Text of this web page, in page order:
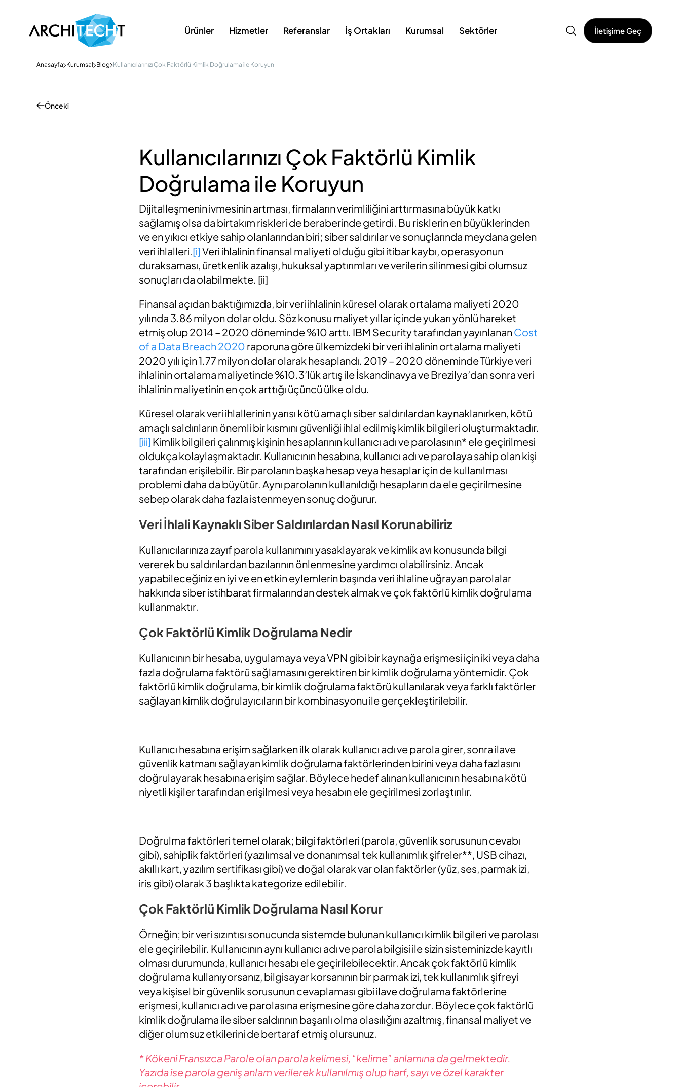
Ürünler Hizmetler Referanslar İş Ortakları Kurumsal Sektörler İletişime Geç
Anasayfa Kurumsal Blog Kullanıcılarınızı Çok Faktörlü Kimlik Doğrulama ile Koruyun
Önceki
Kullanıcılarınızı Çok Faktörlü Kimlik
Doğrulama ile Koruyun
Dijitalleşmenin ivmesinin artması, firmaların verimliliğini arttırmasına büyük katkı
sağlamış olsa da birtakım riskleri de beraberinde getirdi. Bu risklerin en büyüklerinden
ve en yıkıcı etkiye sahip olanlarından biri; siber saldırılar ve sonuçlarında meydana gelen
veri ihlalleri.[i]Veri ihlalinin finansal maliyeti olduğu gibi itibar kaybı, operasyonun
duraksaması, üretkenlik azalışı, hukuksal yaptırımları ve verilerin silinmesi gibi olumsuz
sonuçları da olabilmekte. [ii]
Finansal açıdan baktığımızda, bir veri ihlalinin küresel olarak ortalama maliyeti 2020
yılında 3.86 milyon dolar oldu. Söz konusu maliyet yıllar içinde yukarı yönlü hareket
etmiş olup 2014 – 2020 döneminde %10 arttı. IBM Security tarafından yayınlananCost
of a Data Breach 2020 raporuna göre ülkemizdeki bir veri ihlalinin ortalama maliyeti
2020 yılı için 1.77 milyon dolar olarak hesaplandı. 2019 – 2020 döneminde Türkiye veri
ihlalinin ortalama maliyetinde %10.3’lük artış ile İskandinavya ve Brezilya’dan sonra veri
ihlalinin maliyetinin en çok arttığı üçüncü ülke oldu.
Küresel olarak veri ihlallerinin yarısı kötü amaçlı siber saldırılardan kaynaklanırken, kötü
amaçlı saldırıların önemli bir kısmını güvenliği ihlal edilmiş kimlik bilgileri oluşturmaktadır.
[iii] Kimlik bilgileri çalınmış kişinin hesaplarının kullanıcı adı ve parolasının* ele geçirilmesi
oldukça kolaylaşmaktadır. Kullanıcının hesabına, kullanıcı adı ve parolaya sahip olan kişi
tarafından erişilebilir. Bir parolanın başka hesap veya hesaplar için de kullanılması
problemi daha da büyütür. Aynı parolanın kullanıldığı hesapların da ele geçirilmesine
sebep olarak daha fazla istenmeyen sonuç doğurur.
Veri İhlali Kaynaklı Siber Saldırılardan Nasıl Korunabiliriz
Kullanıcılarınıza zayıf parola kullanımını yasaklayarak ve kimlik avı konusunda bilgi
vererek bu saldırılardan bazılarının önlenmesine yardımcı olabilirsiniz. Ancak
yapabileceğiniz en iyi ve en etkin eylemlerin başında veri ihlaline uğrayan parolalar
hakkında siber istihbarat firmalarından destek almak ve çok faktörlü kimlik doğrulama
kullanmaktır.
Çok Faktörlü Kimlik Doğrulama Nedir
Kullanıcının bir hesaba, uygulamaya veya VPN gibi bir kaynağa erişmesi için iki veya daha
fazla doğrulama faktörü sağlamasını gerektiren bir kimlik doğrulama yöntemidir. Çok
faktörlü kimlik doğrulama, bir kimlik doğrulama faktörü kullanılarak veya farklı faktörler
sağlayan kimlik doğrulayıcıların bir kombinasyonu ile gerçekleştirilebilir.
Kullanıcı hesabına erişim sağlarken ilk olarak kullanıcı adı ve parola girer, sonra ilave
güvenlik katmanı sağlayan kimlik doğrulama faktörlerinden birini veya daha fazlasını
doğrulayarak hesabına erişim sağlar. Böylece hedef alınan kullanıcının hesabına kötü
niyetli kişiler tarafından erişilmesi veya hesabın ele geçirilmesi zorlaştırılır.
Doğrulma faktörleri temel olarak; bilgi faktörleri (parola, güvenlik sorusunun cevabı
gibi), sahiplik faktörleri (yazılımsal ve donanımsal tek kullanımlık şifreler**, USB cihazı,
akıllı kart, yazılım sertifikası gibi) ve doğal olarak var olan faktörler (yüz, ses, parmak izi,
iris gibi) olarak 3 başlıkta kategorize edilebilir.
Çok Faktörlü Kimlik Doğrulama Nasıl Korur
Örneğin; bir veri sızıntısı sonucunda sistemde bulunan kullanıcı kimlik bilgileri ve parolası
ele geçirilebilir. Kullanıcının aynı kullanıcı adı ve parola bilgisi ile sizin sisteminizde kayıtlı
olması durumunda, kullanıcı hesabı ele geçirilebilecektir. Ancak çok faktörlü kimlik
doğrulama kullanıyorsanız, bilgisayar korsanının bir parmak izi, tek kullanımlık şifreyi
veya kişisel bir güvenlik sorusunun cevaplaması gibi ilave doğrulama faktörlerine
erişmesi, kullanıcı adı ve parolasına erişmesine göre daha zordur. Böylece çok faktörlü
kimlik doğrulama ile siber saldırının başarılı olma olasılığını azaltmış, finansal maliyet ve
diğer olumsuz etkilerini de bertaraf etmiş olursunuz.
* Kökeni Fransızca Parole olan parola kelimesi, “kelime” anlamına da gelmektedir.
Yazıda ise parola geniş anlam verilerek kullanılmış olup harf, sayı ve özel karakter